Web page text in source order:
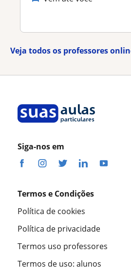
Veja todos os professores
Siga-nos em
Termos e Condições
Política de cookies
Política de privacidade
Termos uso professores
Termos de uso: alunos